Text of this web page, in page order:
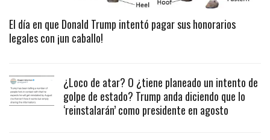
El día en que Donald Trump intentó pagar sus honorarios
legales con ¡un caballo!
¿Loco de atar? O ¿tiene planeado un intento de
golpe de estado? Trump anda diciendo que lo
‘reinstalarán’ como presidente en agosto